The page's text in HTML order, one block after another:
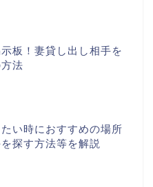
板！妻貸し出し相手を
法
い時におすすめの場所
探す方法等を解説